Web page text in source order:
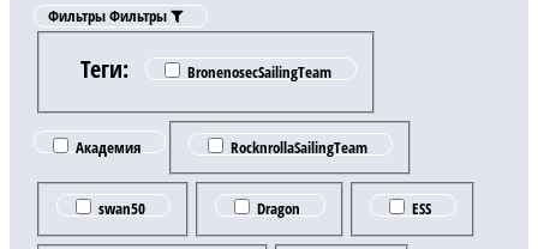
ФильтрыФильтры
Теги: BronenosecSailingTeam
Академия RocknrollaSailingTeam
swan50 Dragon ESS